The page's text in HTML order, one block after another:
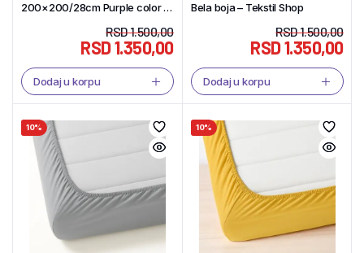
200×200/28cm Purple color –
RSD1.500,00
RSD1.350,00
Dodaj u korpu
Bela boja – Tekstil Shop
RSD1.500,00
RSD1.350,00
Dodaj u korpu
10% 10%